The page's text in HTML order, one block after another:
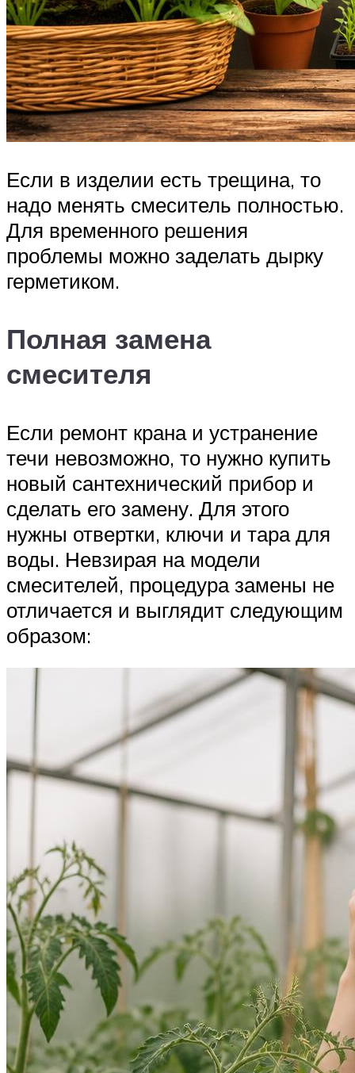
Если в изделии есть трещина, то
надо менять смеситель полностью.
Для временного решения
проблемы можно заделать дырку
герметиком.
Полная замена
смесителя
Если ремонт крана и устранение
течи невозможно, то нужно купить
новый сантехнический прибор и
сделать его замену. Для этого
нужны отвертки, ключи и тара для
воды. Невзирая на модели
смесителей, процедура замены не
отличается и выглядит следующим
образом: